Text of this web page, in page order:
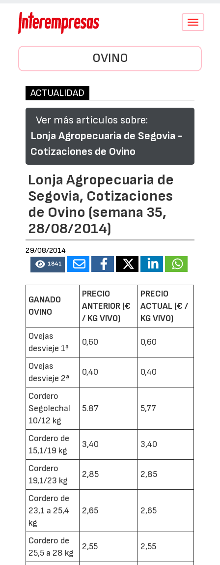
Conmutar
OVINO
ACTUALIDAD
Ver más artículos sobre:
Lonja Agropecuaria de Segovia -
Cotizaciones de Ovino
Lonja Agropecuaria de
Segovia, Cotizaciones
de Ovino (semana 35,
28/08/2014)
29/08/2014
1841
GANADO
OVINO
PRECIO
ANTERIOR (€
/ KG VIVO)
PRECIO
ACTUAL (€ /
KG VIVO)
Ovejas
desvieje 1ª
0,60 0,60
Ovejas
desvieje 2ª
0,40 0,40
Cordero
Segolechal
10/12 kg
5.87 5,77
Cordero de
15,1/19 kg
3,40 3,40
Cordero
19,1/23 kg
2,85 2,85
Cordero de
23,1 a 25,4
kg
2,65 2,65
Cordero de
25,5 a 28 kg
2,55 2,55